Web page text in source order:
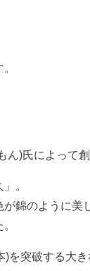
)氏によって創
。
錦のように美
突破する大き